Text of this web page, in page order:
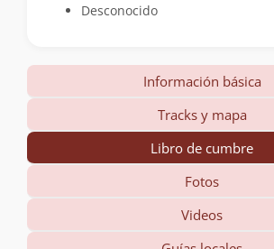
Desconocido
Información básica
Tracks y mapa
Libro de cumbre
Fotos
Videos